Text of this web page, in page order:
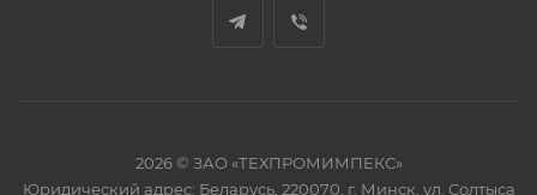
2026 © ЗАО «ТЕХПРОМИМПЕКС»
Юридический адрес: Беларусь, 220070, г. Минск, ул. Солтыса